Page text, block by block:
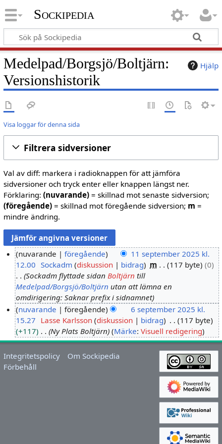
Sockipedia
Hjälp
Medelpad/Borgsjö/Boltjärn:
Versionshistorik
Visa loggar för denna sida
Filtrera sidversioner
Val av diff: markera i radioknappen för att jämföra
sidversioner och tryck enter eller knappen längst ner.
Förklaring: (nuvarande)= skillnad mot senaste sidversion;
(föregående)= skillnad mot föregående sidversion; m =
mindre ändring.
p
m
b
e
nuvarande föregående
11 september 2025 kl.
12.00 Sockadm diskussion bidrag m 117 byte
0
Sockadm flyttade sidanBoltjärn till
Medelpad/Borgsjö/Boltjärn utan att lämna en
omdirigering: Saknar prefix i sidnamnet
e
p
t
nuvarande föregående
6 september 2025 kl.
15.27 Lasse Karlsson diskussion bidrag
117 byte
+117
Ny Plats Boltjärn Märke:Visuell redigering
Integritetspolicy
Om Sockipedia
Förbehåll